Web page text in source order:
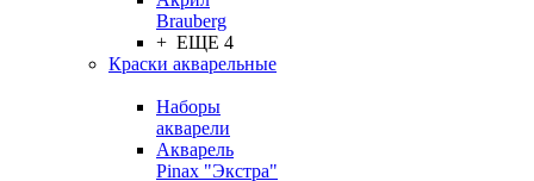
Brauberg
+ ЕЩЕ 4
Краски акварельные
Наборы
акварели
Акварель
Pinax "Экстра"